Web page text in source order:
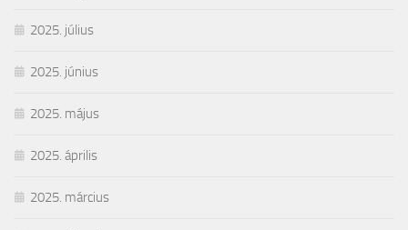
2025. július
2025. június
2025. május
2025. április
2025. március